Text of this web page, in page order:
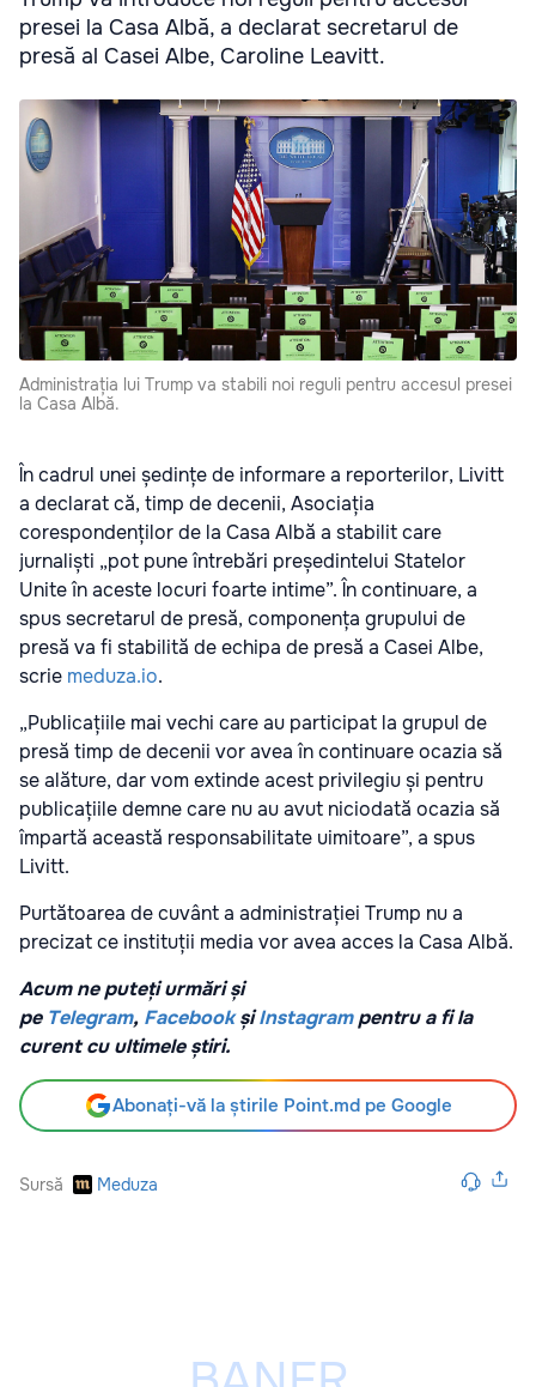
presei la Casa Albă, a declarat secretarul de
presă al Casei Albe, Caroline Leavitt.
Administrația lui Trump va stabili noi reguli pentru accesul presei
la Casa Albă.
În cadrul unei ședințe de informare a reporterilor, Livitt
a declarat că, timp de decenii, Asociația
corespondenților de la Casa Albă a stabilit care
jurnaliști „pot pune întrebări președintelui Statelor
Unite în aceste locuri foarte intime”. În continuare, a
spus secretarul de presă, componența grupului de
presă va fi stabilită de echipa de presă a Casei Albe,
scrie meduza.io.
„Publicațiile mai vechi care au participat la grupul de
presă timp de decenii vor avea în continuare ocazia să
se alăture, dar vom extinde acest privilegiu și pentru
publicațiile demne care nu au avut niciodată ocazia să
împartă această responsabilitate uimitoare”, a spus
Livitt.
Purtătoarea de cuvânt a administrației Trump nu a
precizat ce instituții media vor avea acces la Casa Albă.
Acum ne puteți urmări și
pe Telegram, Facebook șiInstagrampentru a fi la
curent cu ultimele știri.
Abonați-vă la știrile Point.md pe Google
Sursă Meduza